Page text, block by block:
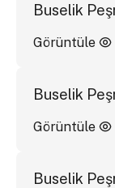
Buselik
Görüntüle
Buselik
Görüntüle
Buselik